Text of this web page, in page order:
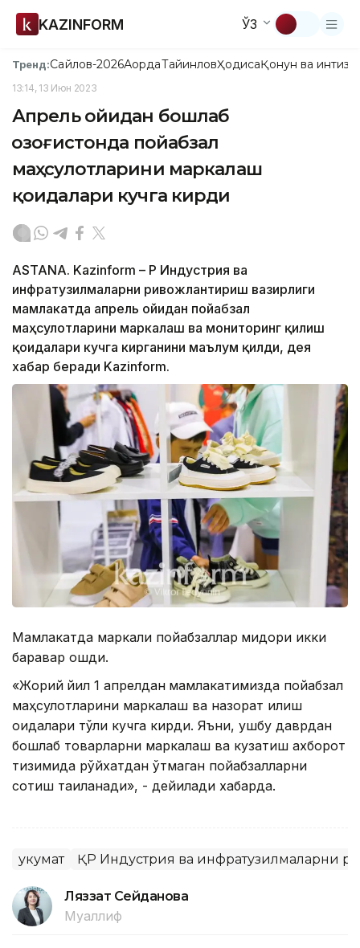
KAZINFORM ЎЗ
Тренд:Сайлов-2026АқордаТайинловҲодисаҚонун ва
13:14, 13 Июн 2023
Апрель ойидан бошлаб
Қозоғистонда пойабзал
маҳсулотларини маркалаш
қоидалари кучга кирди
ASTANA. Kazinform – ҚР Индустрия ва
инфратузилмаларни ривожлантириш вазирлиги
мамлакатда апрель ойидан пойабзал
маҳсулотларини маркалаш ва мониторинг қилиш
қоидалари кучга кирганини маълум қилди, дея
хабар беради Kazinform.
Мамлакатда маркали пойабзаллар миқдори икки
баравар ошди.
«Жорий йил 1 апрелдан мамлакатимизда пойабзал
маҳсулотларини маркалаш ва назорат қилиш
қоидалари тўлиқ кучга кирди. Яъни, ушбу даврдан
бошлаб товарларни маркалаш ва кузатиш ахборот
тизимида рўйхатдан ўтмаган пойабзалларни
сотиш тақиқланади», - дейилади хабарда.
Ҳукумат ҚР Индустрия ва инфратузилмаларни
Ляззат Сейданова
Муаллиф